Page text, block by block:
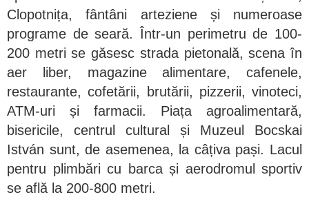
Clopotnița, fântâni arteziene și numeroase
programe de seară. Într-un perimetru de 100-
200 metri se găsesc strada pietonală, scena în
aer liber, magazine alimentare, cafenele,
restaurante, cofetării, brutării, pizzerii, vinoteci,
ATM-uri și farmacii. Piața agroalimentară,
bisericile, centrul cultural și Muzeul Bocskai
István sunt, de asemenea, la câțiva pași. Lacul
pentru plimbări cu barca și aerodromul sportiv
se află la 200-800 metri.